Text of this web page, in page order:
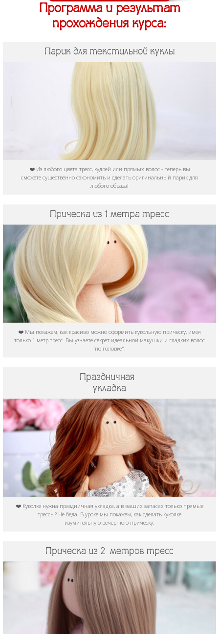
Программа и результат
прохождения курса:
Парик для текстильной куклы
❤️ Из любого цвета тресс, кудрей или прямых волос - теперь вы
сможете существенно сэкономить и сделать оригинальный парик для
любого образа!
Прическа из 1 метра тресс
❤️ Мы покажем, как красиво можно оформить кукольную прическу, имея
только 1 метр тресс. Вы узнаете секрет идеальной макушки и гладких волос
"по головке".
Праздничная
укладка
❤️ Куколке нужна праздничная укладка, а в ваших запасах только прямые
трессы? Не беда! В уроке мы покажем, как сделать куколке
изумительную вечернюю прическу.
Прическа из 2 метров тресс